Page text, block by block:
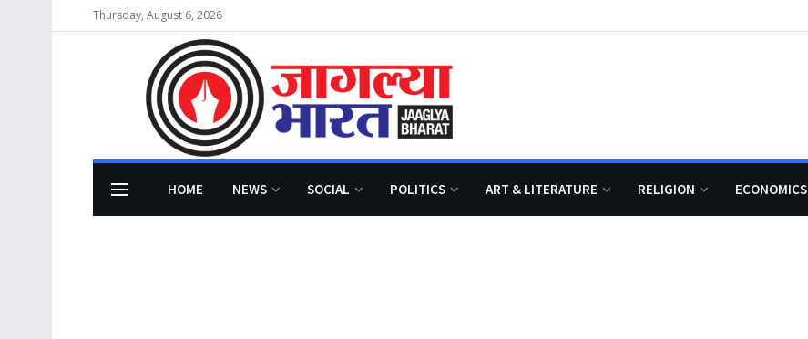
Thursday, August 6, 2026
HOME NEWS SOCIAL POLITICS ART & LITERATURE RELIGION ECONOMICS